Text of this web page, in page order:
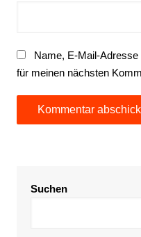
Name, E-Mail-
für meinen nächsten
Suchen